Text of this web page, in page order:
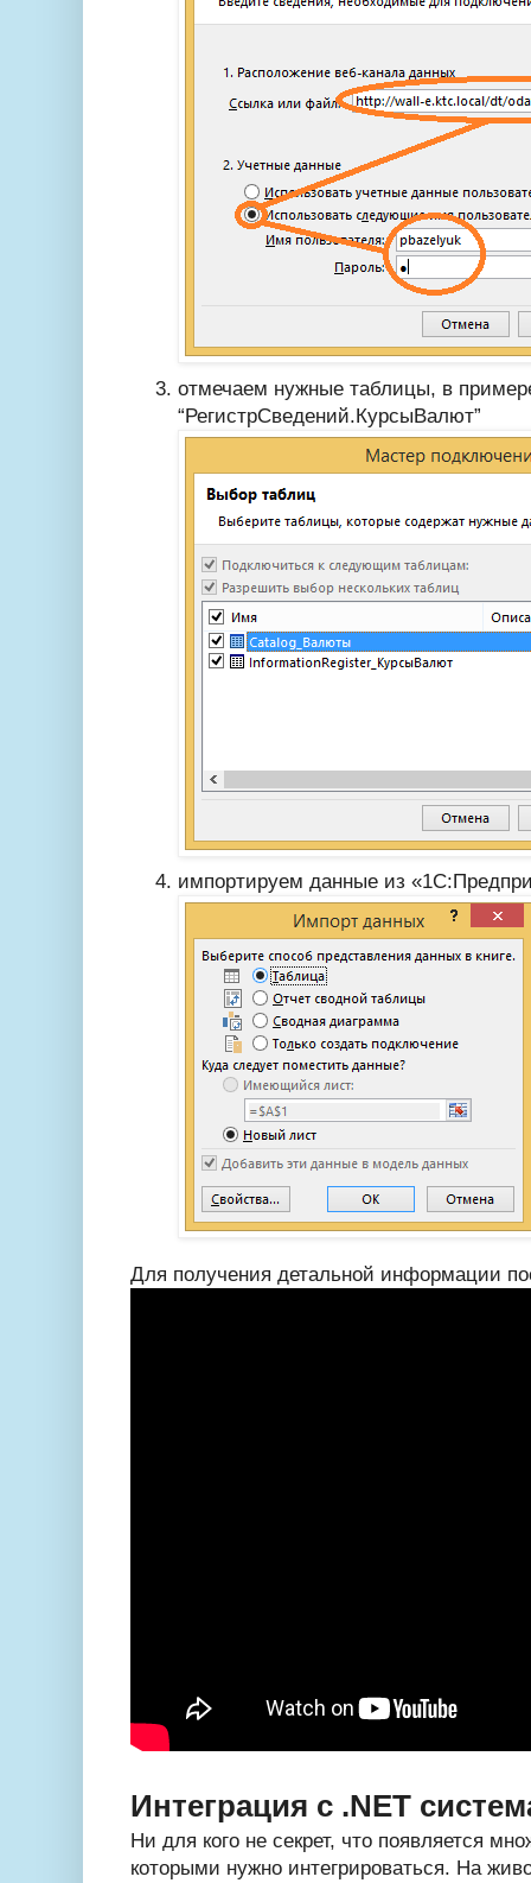
отмечаем нужные таблицы, в
“РегистрСведений.КурсыВалют”
импортируем данные из
Для получения детальной информации
Интеграция с .NET
Ни для кого не секрет, что появляется
которыми нужно интегрироваться. На